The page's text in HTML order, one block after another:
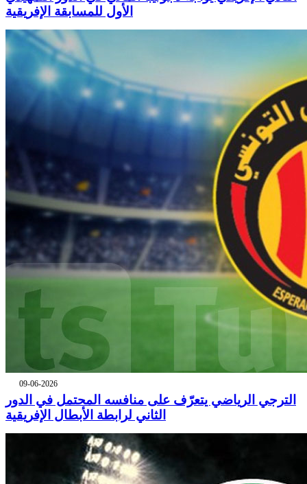
الأول للمسابقة الإفريقية
09-06-2026
الترجي الرياضي يتعرّف على منافسه المحتمل في الدور
الثاني لرابطة الأبطال الإفريقية